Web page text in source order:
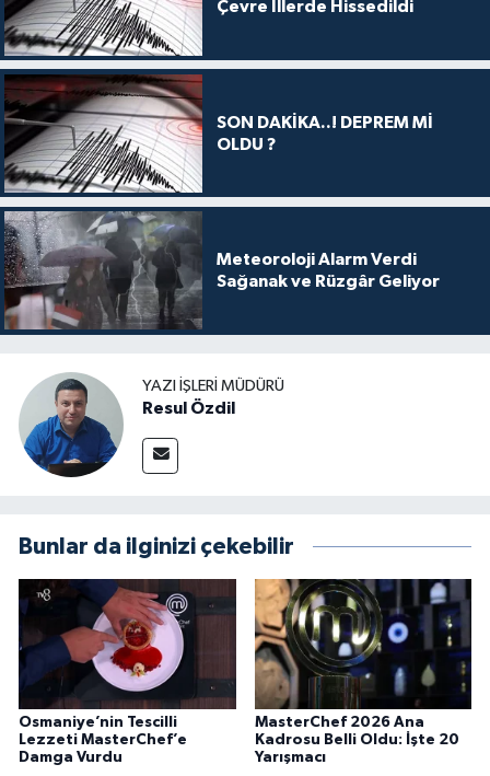
Çevre İllerde Hissedildi
SON DAKİKA..! DEPREM Mİ
OLDU ?
Meteoroloji Alarm Verdi
Sağanak ve Rüzgâr Geliyor
YAZI İŞLERI MÜDÜRÜ
Resul Özdil
Bunlar da ilginizi çekebilir
Osmaniye’nin Tescilli
Lezzeti MasterChef’e
Damga Vurdu
MasterChef 2026 Ana
Kadrosu Belli Oldu: İşte 20
Yarışmacı